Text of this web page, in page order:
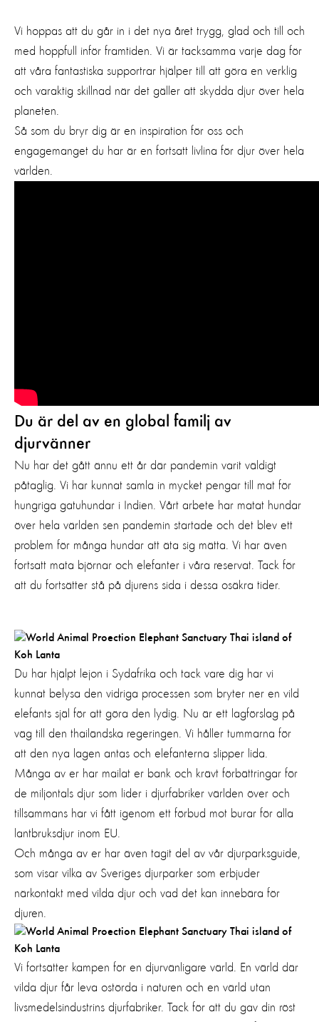
Vi hoppas att du går in i det nya året trygg, glad och till och
med hoppfull inför framtiden. Vi är tacksamma varje dag för
att våra fantastiska supportrar hjälper till att göra en verklig
och varaktig skillnad när det gäller att skydda djur över hela
planeten.
Så som du bryr dig är en inspiration för oss och
engagemanget du har är en fortsatt livlina för djur över hela
världen.
Du är del av en global familj av
djurvänner
Nu har det gått ännu ett år där pandemin varit väldigt
påtaglig. Vi har kunnat samla in mycket pengar till mat för
hungriga gatuhundar i Indien. Vårt arbete har matat hundar
över hela världen sen pandemin startade och det blev ett
problem för många hundar att äta sig mätta. Vi har även
fortsatt mata björnar och elefanter i våra reservat. Tack för
att du fortsätter stå på djurens sida i dessa osäkra tider.
Du har hjälpt lejon i Sydafrika och tack vare dig har vi
kunnat belysa den vidriga processen som bryter ner en vild
elefants själ för att göra den lydig. Nu är ett lagförslag på
väg till den thailändska regeringen. Vi håller tummarna för
att den nya lagen antas och elefanterna slipper lida.
Många av er har mailat er bank och krävt förbättringar för
de miljontals djur som lider i djurfabriker världen över och
tillsammans har vi fått igenom ett förbud mot burar för alla
lantbruksdjur inom EU.
Och många av er har även tagit del av vår djurparksguide,
som visar vilka av Sveriges djurparker som erbjuder
närkontakt med vilda djur och vad det kan innebära för
djuren.
Vi fortsätter kampen för en djurvänligare värld. En värld där
vilda djur får leva ostörda i naturen och en värld utan
livsmedelsindustrins djurfabriker. Tack för att du gav din röst